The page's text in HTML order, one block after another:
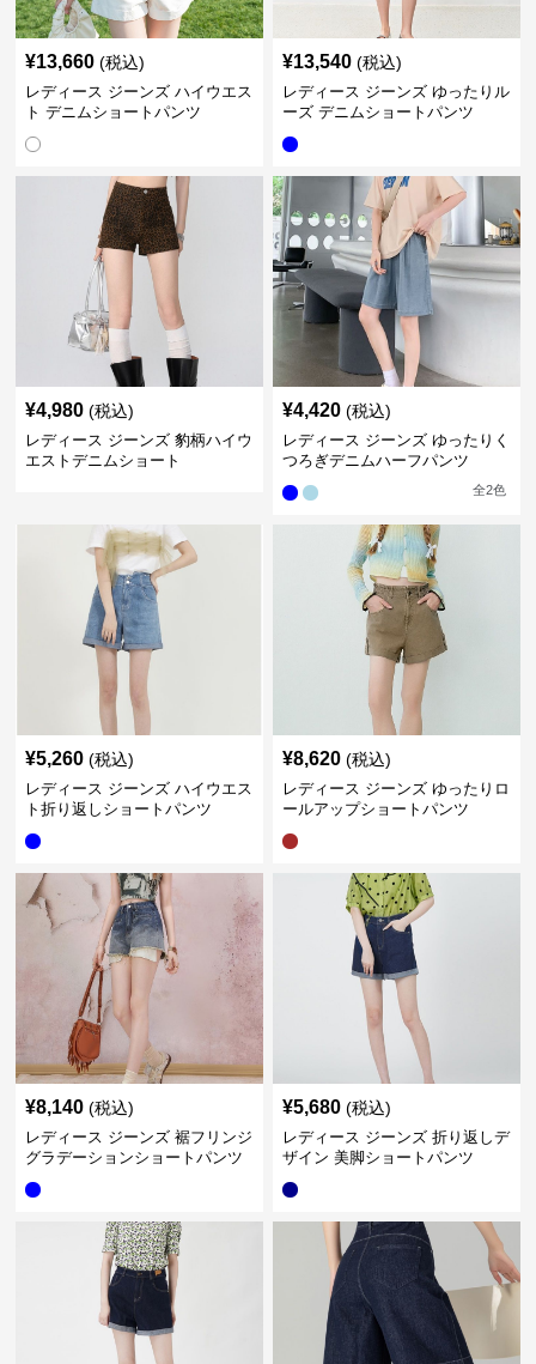
¥13,660 (税込)
レディース ジーンズ ハイウエス
ト デニムショートパンツ
¥13,540 (税込)
レディース ジーンズ ゆったりル
ーズ デニムショートパンツ
¥4,980 (税込)
レディース ジーンズ 豹柄ハイウ
エストデニムショート
¥4,420 (税込)
レディース ジーンズ ゆったりく
つろぎデニムハーフパンツ
全2色
¥5,260 (税込)
レディース ジーンズ ハイウエス
ト折り返しショートパンツ
¥8,620 (税込)
レディース ジーンズ ゆったりロ
ールアップショートパンツ
¥8,140 (税込)
レディース ジーンズ 裾フリンジ
グラデーションショートパンツ
¥5,680 (税込)
レディース ジーンズ 折り返しデ
ザイン 美脚ショートパンツ